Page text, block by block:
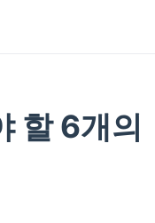
할 6개의